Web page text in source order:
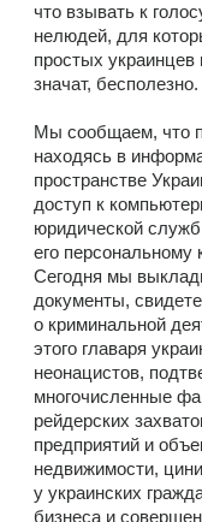
что взывать к
нелюдей, для
простых украинцев
значат, бесполезно.
Мы сообщаем, что
находясь в
пространстве
доступ к
юридической
его персональному
Сегодня мы
документы,
о криминальной
этого главаря
неонацистов,
многочисленные
рейдерских
предприятий и
недвижимости,
у украинских
бизнеса и